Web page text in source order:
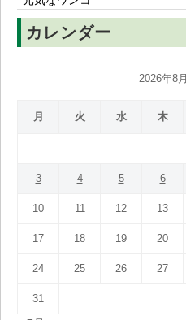
カレンダー
2026年8月
月 火 水 木
3 4 5 6
10 11 12 13
17 18 19 20
24 25 26 27
31